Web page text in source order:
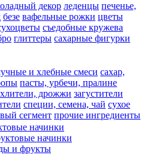
декор леденцы печенье,
безе вафельные рожки цветы
съедобные кружева
глиттеры сахарные фигурки
и хлебные смеси сахар,
пасты, урбечи, пралине
дрожжи загустители
специи, семена, чай сухое
сегмент прочие ингредиенты
начинки
начинки
и фрукты